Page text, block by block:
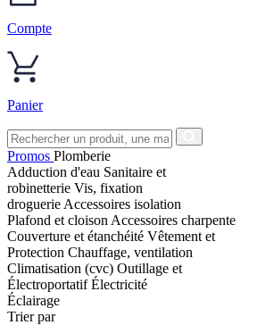
Compte
Panier
Promos Plomberie
Adduction d'eau Sanitaire et
robinetterie Vis, fixation
droguerie Accessoires isolation
Plafond et cloison Accessoires charpente
Couverture et étanchéité Vêtement et
Protection Chauffage, ventilation
Climatisation (cvc) Outillage et
ÉlectroportatifÉlectricité
Éclairage
Trier par